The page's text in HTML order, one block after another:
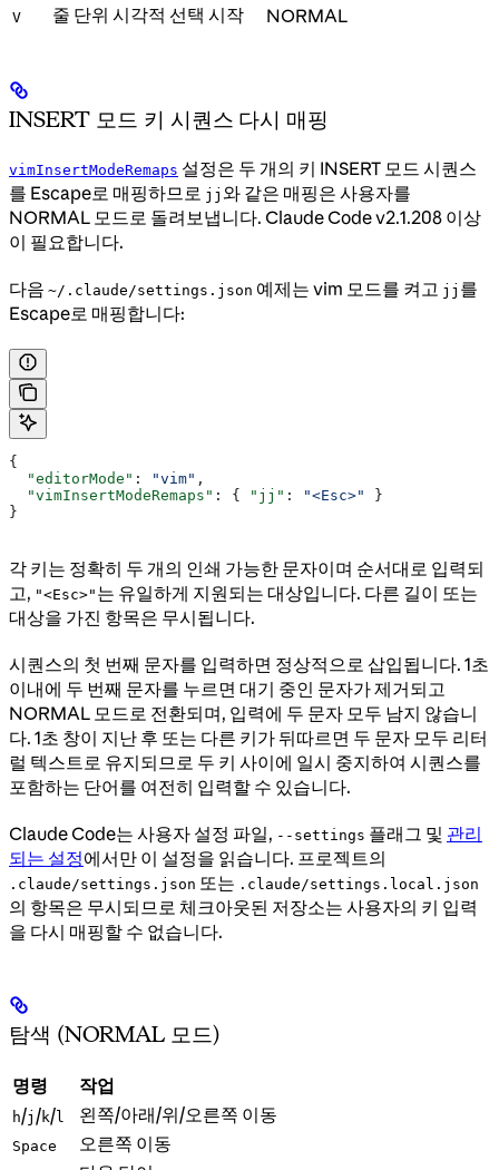
V 줄 단위 시각적 선택 시작 NORMAL
INSERT 모드 키 시퀀스 다시 매핑
vimInsertModeRemaps 설정은 두 개의 키 INSERT 모드 시퀀스
를 Escape로 매핑하므로 jj 와 같은 매핑은 사용자를
NORMAL 모드로 돌려보냅니다. Claude Code v2.1.208 이상
이 필요합니다.
다음 ~/.claude/settings.json 예제는 vim 모드를 켜고 jj 를
Escape로 매핑합니다:
{
  "editorMode"
: "vim" ,
  "vimInsertModeRemaps"
: { "jj" : "<Esc>"
}
}
각 키는 정확히 두 개의 인쇄 가능한 문자이며 순서대로 입력되
고, "<Esc>" 는 유일하게 지원되는 대상입니다. 다른 길이 또는
대상을 가진 항목은 무시됩니다.
시퀀스의 첫 번째 문자를 입력하면 정상적으로 삽입됩니다. 1초
이내에 두 번째 문자를 누르면 대기 중인 문자가 제거되고
NORMAL 모드로 전환되며, 입력에 두 문자 모두 남지 않습니
다. 1초 창이 지난 후 또는 다른 키가 뒤따르면 두 문자 모두 리터
럴 텍스트로 유지되므로 두 키 사이에 일시 중지하여 시퀀스를
포함하는 단어를 여전히 입력할 수 있습니다.
Claude Code는 사용자 설정 파일, --settings 플래그 및 관리
되는 설정에서만 이 설정을 읽습니다. 프로젝트의
.claude/settings.json 또는 .claude/settings.local.json
의 항목은 무시되므로 체크아웃된 저장소는 사용자의 키 입력
을 다시 매핑할 수 없습니다.
탐색 (NORMAL 모드)
명령 작업
h/j /k/l 왼쪽/아래/위/오른쪽 이동
Space 오른쪽 이동